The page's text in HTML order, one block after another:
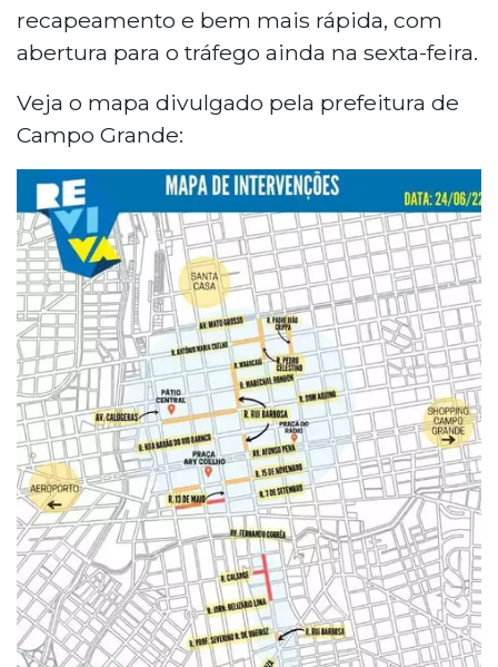
recapeamento e bem mais rápida, com
abertura para o tráfego ainda na sexta-feira.
Veja o mapa divulgado pela prefeitura de
Campo Grande: